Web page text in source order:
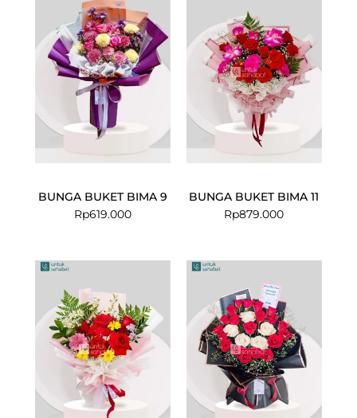
BUNGA BUKET BIMA 9
Rp619.000
BUNGA BUKET BIMA 11
Rp879.000